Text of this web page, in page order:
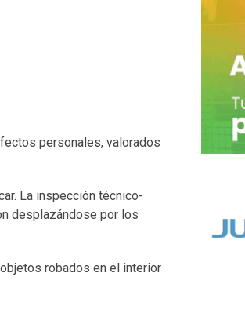
personales, valorados
La inspección técnico-
desplazándose por los
robados en el interior